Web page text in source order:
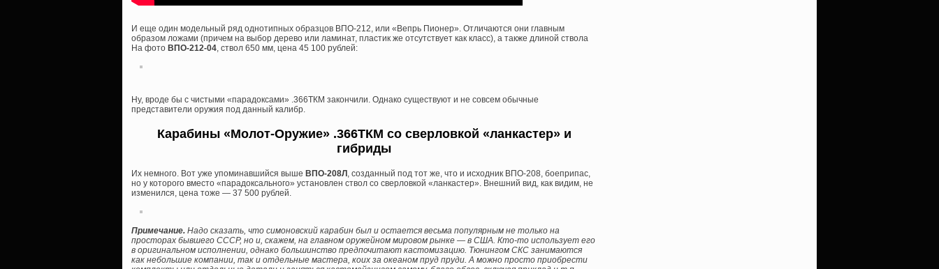
И еще один модельный ряд однотипных образцов ВПО-212, или «Вепрь Пионер». Отличаются они главным
образом ложами (причем на выбор дерево или ламинат, пластик же отсутствует как класс), а также длиной ствола
На фото ВПО-212-04, ствол 650 мм, цена 45 100 рублей:
Ну, вроде бы с чистыми «парадоксами» .366ТКМ закончили. Однако существуют и не совсем обычные
представители оружия под данный калибр.
Карабины «Молот-Оружие» .366ТКМ со сверловкой «ланкастер» и
гибриды
Их немного. Вот уже упоминавшийся выше ВПО-208Л , созданный под тот же, что и исходник ВПО-208, боеприпас,
но у которого вместо «парадоксального» установлен ствол со сверловкой «ланкастер». Внешний вид, как видим, не
изменился, цена тоже — 37 500 рублей.
Примечание. Надо сказать, что симоновский карабин был и остается весьма популярным не только на
просторах бывшего СССР, но и, скажем, на главном оружейном мировом рынке — в США. Кто-то использует его
в оригинальном исполнении, однако большинство предпочитают кастомизацию. Тюнингом СКС занимаются
как небольшие компании, так и отдельные мастера, коих за океаном пруд пруди. А можно просто приобрести